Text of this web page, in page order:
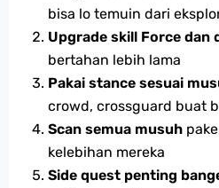
bisa lo temuin dari
Upgrade skill Force dan
bertahan lebih lama
Pakai stance sesuai
crowd, crossguard buat
Scan semua musuh
kelebihan mereka
Side quest penting